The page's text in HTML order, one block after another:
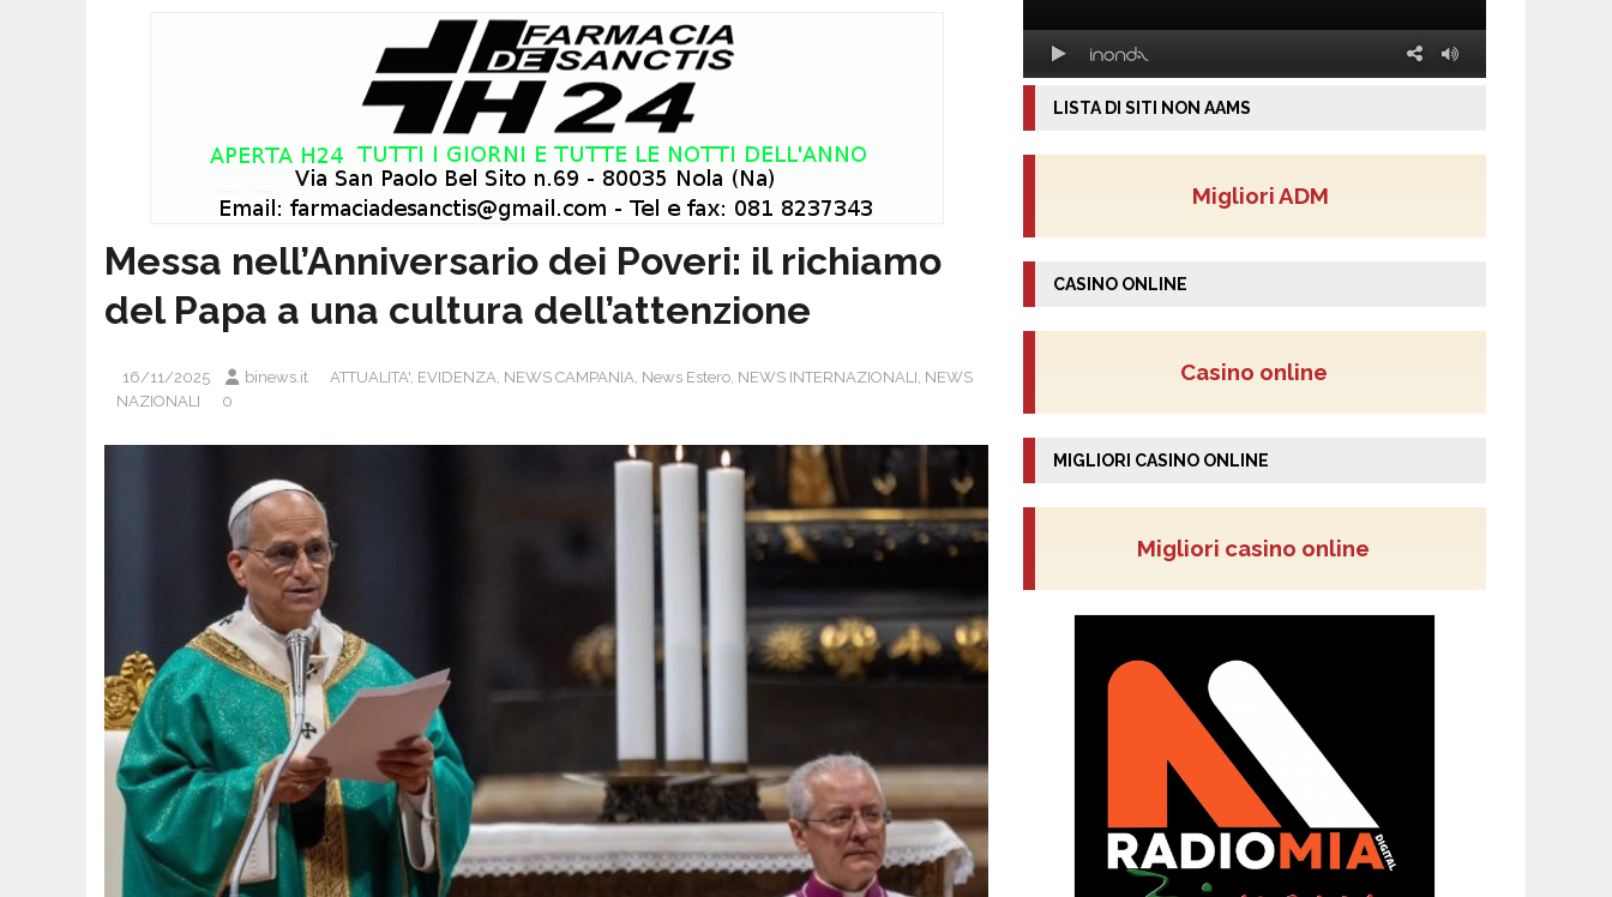
Messa nell’Anniversario dei Poveri: il richiamo
del Papa a una cultura dell’attenzione
16/11/2025 binews.it ATTUALITA', EVIDENZA, NEWS CAMPANIA, News Estero, NEWS INTERNAZIONALI, NEWS
NAZIONALI
0
LISTA DI SITI NON AAMS
Migliori ADM
CASINO ONLINE
Casino online
MIGLIORI CASINO ONLINE
Migliori casino online